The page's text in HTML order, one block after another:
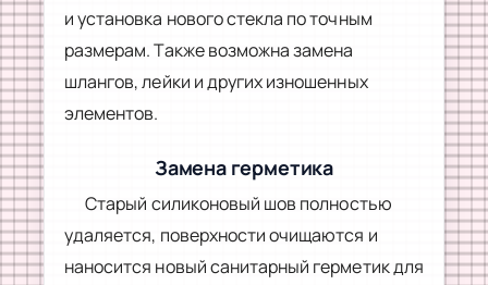
и установка нового стекла по точным
размерам. Также возможна замена
шлангов, лейки и других изношенных
элементов.
Замена герметика
Старый силиконовый шов полностью
удаляется, поверхности очищаются и
наносится новый санитарный герметик для